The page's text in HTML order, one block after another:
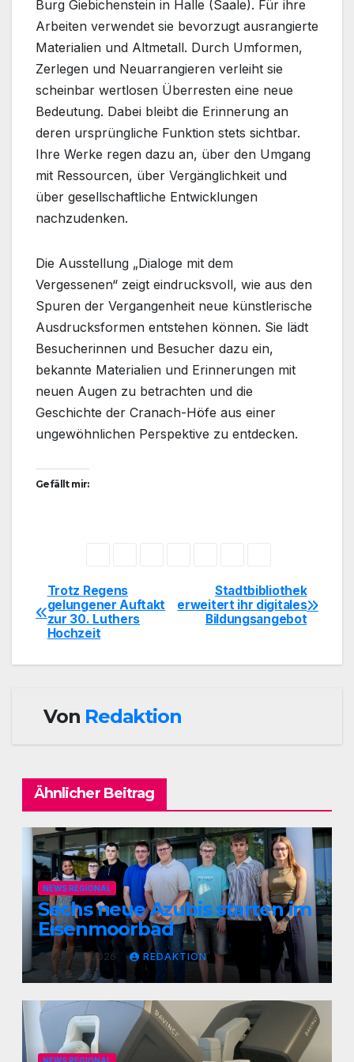
Burg Giebichenstein in Halle (Saale). Für ihre
Arbeiten verwendet sie bevorzugt ausrangierte
Materialien und Altmetall. Durch Umformen,
Zerlegen und Neuarrangieren verleiht sie
scheinbar wertlosen Überresten eine neue
Bedeutung. Dabei bleibt die Erinnerung an
deren ursprüngliche Funktion stets sichtbar.
Ihre Werke regen dazu an, über den Umgang
mit Ressourcen, über Vergänglichkeit und
über gesellschaftliche Entwicklungen
nachzudenken.
Die Ausstellung „Dialoge mit dem
Vergessenen“ zeigt eindrucksvoll, wie aus den
Spuren der Vergangenheit neue künstlerische
Ausdrucksformen entstehen können. Sie lädt
Besucherinnen und Besucher dazu ein,
bekannte Materialien und Erinnerungen mit
neuen Augen zu betrachten und die
Geschichte der Cranach-Höfe aus einer
ungewöhnlichen Perspektive zu entdecken.
Gefällt mir:
BeitragsnavigationStadtbibliothek
erweitert ihr digitales
Bildungsangebot
Trotz Regens
gelungener Auftakt
zur 30. Luthers
Hochzeit
Von Redaktion
Ähnlicher Beitrag
NEWS REGIONAL
Sechs neue Azubis starten im
Eisenmoorbad
AUG. 9, 2026 REDAKTION